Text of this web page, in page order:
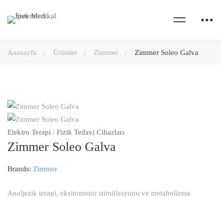
Anasayfa Ürünler Zimmer Zimmer Soleo Galva
Elektro Terapi / Fizik Tedavi Cihazları
Zimmer Soleo Galva
Brands: Zimmer
Analjezik terapi, eksitomotor stimülasyonu ve metabolizma